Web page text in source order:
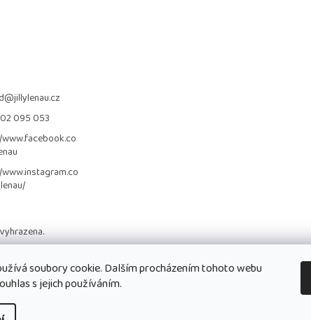
soubory cookie. Dalším procházením tohoto webu
s jejich používáním.
@jillylenau.cz
095 053